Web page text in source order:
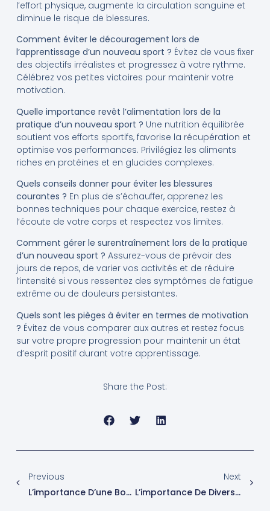
l’effort physique, augmente la circulation sanguine et
diminue le risque de blessures.
Comment éviter le découragement lors de
l’apprentissage d’un nouveau sport ? Évitez de vous fixer
des objectifs irréalistes et progressez à votre rythme.
Célébrez vos petites victoires pour maintenir votre
motivation.
Quelle importance revêt l’alimentation lors de la
pratique d’un nouveau sport ? Une nutrition équilibrée
soutient vos efforts sportifs, favorise la récupération et
optimise vos performances. Privilégiez les aliments
riches en protéines et en glucides complexes.
Quels conseils donner pour éviter les blessures
courantes ? En plus de s’échauffer, apprenez les
bonnes techniques pour chaque exercice, restez à
l’écoute de votre corps et respectez vos limites.
Comment gérer le surentraînement lors de la pratique
d’un nouveau sport ? Assurez-vous de prévoir des
jours de repos, de varier vos activités et de réduire
l’intensité si vous ressentez des symptômes de fatigue
extrême ou de douleurs persistantes.
Quels sont les pièges à éviter en termes de motivation
? Évitez de vous comparer aux autres et restez focus
sur votre propre progression pour maintenir un état
d’esprit positif durant votre apprentissage.
Share the Post:
Previous
L’importance D’une Bonne Posture Pendant L’exercice
Next
L’importance De Diversifier Vos Entraînements